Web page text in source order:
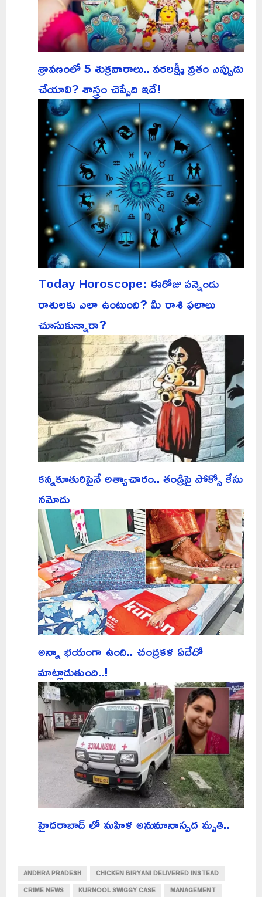
శ్రావణంలో 5 శుక్రవారాలు.. వరలక్ష్మీ వ్రతం ఎప్పుడు
చేయాలి? శాస్త్రం చెప్పేది ఇదే!
Today Horoscope: ఈరోజు పన్నెండు
రాశులకు ఎలా ఉంటుంది? మీ రాశి ఫలాలు
చూసుకున్నారా?
కన్నకూతురిపైనే అత్యాచారం.. తండ్రిపై పోక్సో కేసు
నమోదు
అన్నా భయంగా ఉంది.. చంద్రకళ ఏదేదో
మాట్లాడుతుంది..!
హైదరాబాద్ లో మహిళ అనుమానాస్పద మృతి..
ANDHRA PRADESH
CHICKEN BIRYANI DELIVERED INSTEAD
CRIME NEWS
KURNOOL SWIGGY CASE
MANAGEMENT